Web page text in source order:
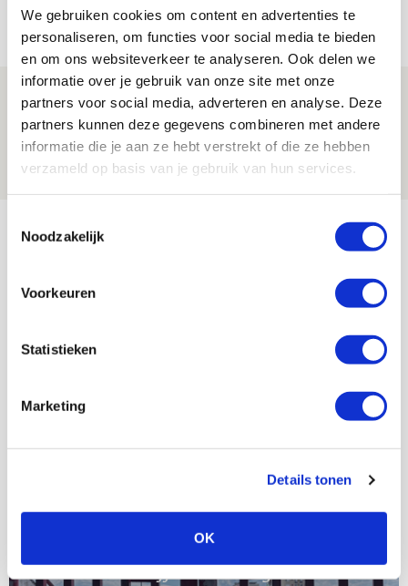
We gebruiken cookies om content en advertenties te
personaliseren, om functies voor social media te bieden
en om ons websiteverkeer te analyseren. Ook delen we
informatie over je gebruik van onze site met onze
partners voor social media, adverteren en analyse. Deze
partners kunnen deze gegevens combineren met andere
informatie die je aan ze hebt verstrekt of die ze hebben
verzameld op basis van je gebruik van hun services.
Noodzakelijk
Voorkeuren
Statistieken
Marketing
Details tonen
OK
06 AUGUSTUS 2026 - 13:04
PRIJSVRAAG
Drie dingen die je moet weten over
Ajax - Shelbourne
06 AUGUSTUS 2026 - 09:33
NIEUWS
Selectiedag ballenjongens/-meiden
SEP
Servische maffiabaas in grauwe bak